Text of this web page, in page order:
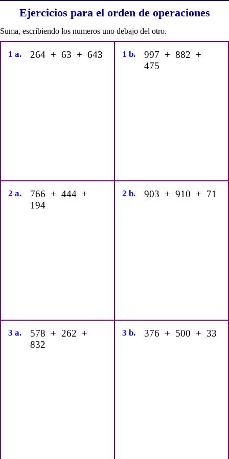
Ejercicios para el orden de operaciones
Suma, escribiendo los numeros uno debajo del otro.
1 a. 264 + 63 + 643 1 b.
997 + 882 +
475
2 a.
766 + 444 +
194
2 b. 903 + 910 + 71
3 a.
578 + 262 +
832
3 b. 376 + 500 + 33